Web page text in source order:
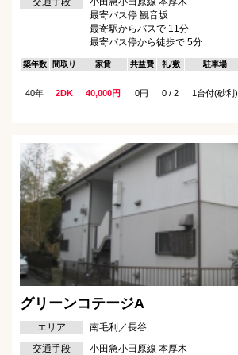
最寄バス停 観音坂
最寄駅からバスで 11分
最寄バス停から徒歩で 5分
築年数 間取り 家賃 共益費 礼/敷 駐車場
40年 2DK 40,000円 0円 0 / 2 1台付(砂利)
グリーンコテージA
エリア
南毛利／長谷
交通手段
小田急小田原線 本厚木